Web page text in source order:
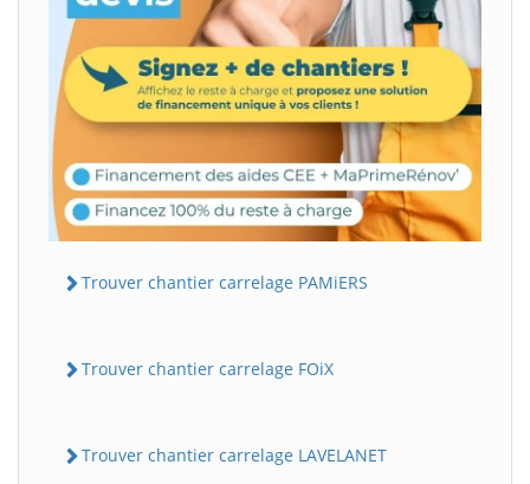
Trouver chantier carrelage PAMiERS
Trouver chantier carrelage FOiX
Trouver chantier carrelage LAVELANET